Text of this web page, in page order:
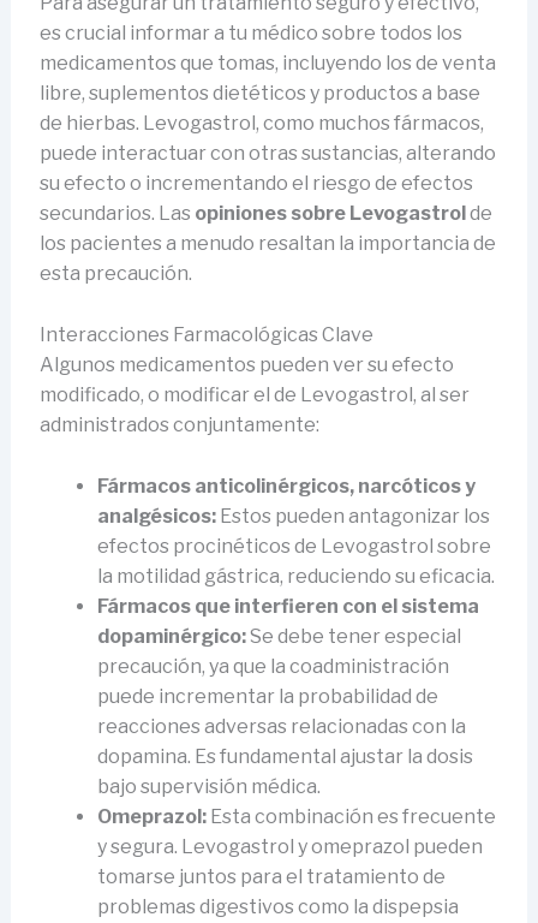
es crucial informar a tu médico sobre todos los
medicamentos que tomas, incluyendo los de venta
libre, suplementos dietéticos y productos a base
de hierbas. Levogastrol, como muchos fármacos,
puede interactuar con otras sustancias, alterando
su efecto o incrementando el riesgo de efectos
secundarios. Las opiniones sobre Levogastrol de
los pacientes a menudo resaltan la importancia de
esta precaución.
Interacciones Farmacológicas Clave
Algunos medicamentos pueden ver su efecto
modificado, o modificar el de Levogastrol, al ser
administrados conjuntamente:
Fármacos anticolinérgicos, narcóticos y
analgésicos:Estos pueden antagonizar los
efectos procinéticos de Levogastrol sobre
la motilidad gástrica, reduciendo su eficacia.
Fármacos que interfieren con el sistema
dopaminérgico:Se debe tener especial
precaución, ya que la coadministración
puede incrementar la probabilidad de
reacciones adversas relacionadas con la
dopamina. Es fundamental ajustar la dosis
bajo supervisión médica.
Omeprazol:Esta combinación es frecuente
y segura. Levogastrol y omeprazol pueden
tomarse juntos para el tratamiento de
problemas digestivos como la dispepsia